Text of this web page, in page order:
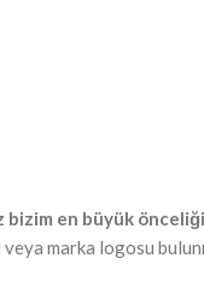
bizim en büyük
marka logosu